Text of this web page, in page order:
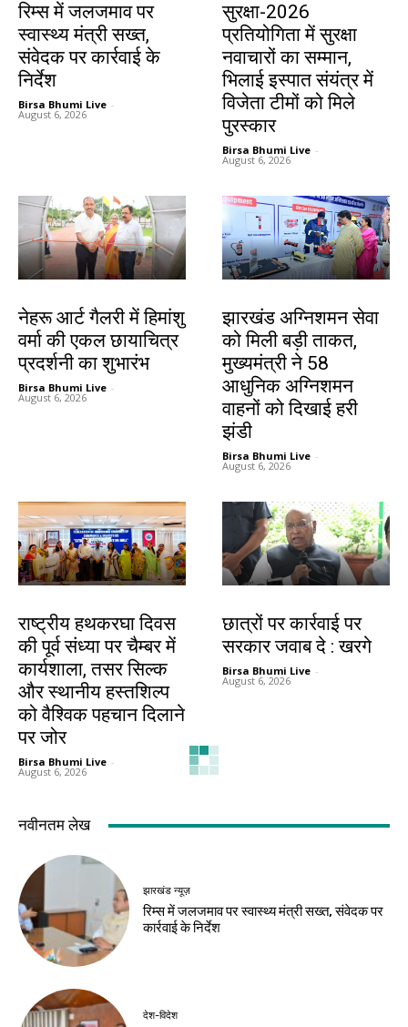
रिम्स में जलजमाव पर
स्वास्थ्य मंत्री सख्त,
संवेदक पर कार्रवाई के
निर्देश
Birsa Bhumi Live -
August 6, 2026
सुरक्षा-2026
प्रतियोगिता में सुरक्षा
नवाचारों का सम्मान,
भिलाई इस्पात संयंत्र में
विजेता टीमों को मिले
पुरस्कार
Birsa Bhumi Live -
August 6, 2026
नेहरू आर्ट गैलरी में हिमांशु
वर्मा की एकल छायाचित्र
प्रदर्शनी का शुभारंभ
Birsa Bhumi Live -
August 6, 2026
झारखंड अग्निशमन सेवा
को मिली बड़ी ताकत,
मुख्यमंत्री ने 58
आधुनिक अग्निशमन
वाहनों को दिखाई हरी
झंडी
Birsa Bhumi Live -
August 6, 2026
राष्ट्रीय हथकरघा दिवस
की पूर्व संध्या पर चैम्बर में
कार्यशाला, तसर सिल्क
और स्थानीय हस्तशिल्प
को वैश्विक पहचान दिलाने
पर जोर
Birsa Bhumi Live -
August 6, 2026
छात्रों पर कार्रवाई पर
सरकार जवाब दे : खरगे
Birsa Bhumi Live -
August 6, 2026
देश-विदेश
यूपी टी20 लीग से
खिलाड़ियों को मिल रहा
Birsa Bhumi Live
August 6, 2026
देश-विदेश